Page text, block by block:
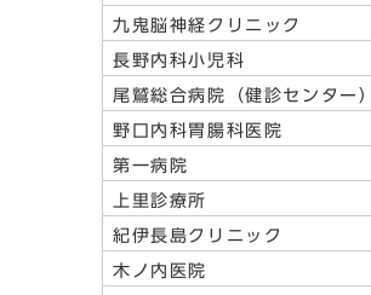
九鬼脳神経クリニック
長野内科小児科
尾鷲総合病院（健診センター）
野口内科胃腸科医院
第一病院
上里診療所
紀伊長島クリニック
木ノ内医院